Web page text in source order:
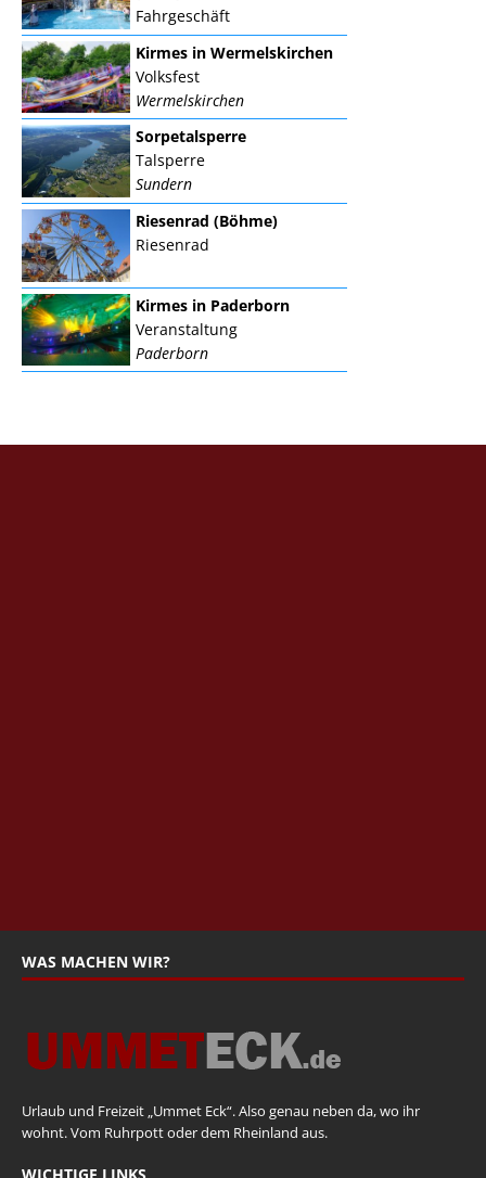
Fahrgeschäft
Kirmes in Wermelskirchen
Volksfest
Wermelskirchen
Sorpetalsperre
Talsperre
Sundern
Riesenrad (Böhme)
Riesenrad
Kirmes in Paderborn
Veranstaltung
Paderborn
WAS MACHEN WIR?
Urlaub und Freizeit „Ummet Eck“. Also genau neben da, wo ihr
wohnt. Vom Ruhrpott oder dem Rheinland aus.